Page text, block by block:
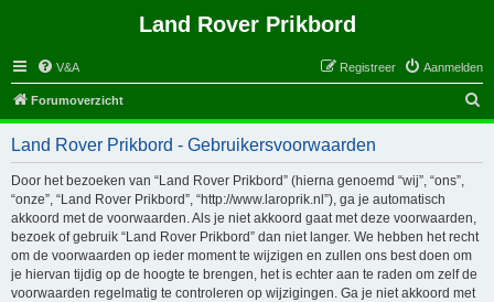
Land Rover Prikbord
V&A Aanmelden
Registreer
Forumoverzicht
o
Land Rover Prikbord - Gebruikersvoorwaarden
Door het bezoeken van “Land Rover Prikbord” (hierna genoemd “wij”, “ons”,
“onze”, “Land Rover Prikbord”, “http://www.laroprik.nl”), ga je automatisch
akkoord met de voorwaarden. Als je niet akkoord gaat met deze voorwaarden,
bezoek of gebruik “Land Rover Prikbord” dan niet langer. We hebben het recht
om de voorwaarden op ieder moment te wijzigen en zullen ons best doen om
je hiervan tijdig op de hoogte te brengen, het is echter aan te raden om zelf de
voorwaarden regelmatig te controleren op wijzigingen. Ga je niet akkoord met